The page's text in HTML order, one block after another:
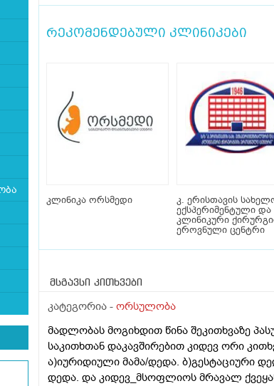
რეკომენდებული კლინიკები
კლინიკა ორსმედი
კ. ერისთავის
ექსპერიმენტული და
კლინიკური
ეროვნული ცენტრი
მსგავსი კითხვები
კატეგორია - ორსულობა
მადლობას მოგიხდით წინა შეკითხვაზე
საკითხთან დაკავშირებით კიდევ ორი
ა)იურიდიული მამა/დედა. ბ)გესტაციური
დედა. და კიდევ_მსოფლიოს მრავალ